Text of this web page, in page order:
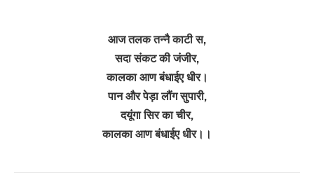
आज तलक तन्नै काटी स,
सदा संकट की जंजीर,
कालका आण बंधाईए धीर।
पान और पेड़ा लौंग सुपारी,
दयूंगा सिर का चीर,
कालका आण बंधाईए धीर।।